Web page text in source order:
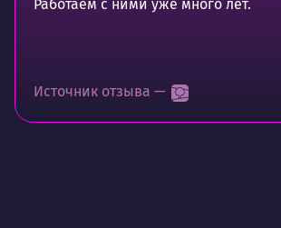
Работаем с ними уже много лет.
Источник отзыва —